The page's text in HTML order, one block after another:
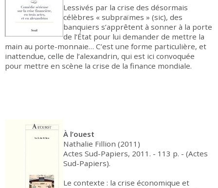
Lessivés par la crise des désormais
célèbres « subpraïmes » (sic), des
banquiers s’apprêtent à sonner à la porte
de l’État pour lui demander de mettre la
main au porte-monnaie… C’est une forme particulière, et
inattendue, celle de l’alexandrin, qui est ici convoquée
pour mettre en scène la crise de la finance mondiale.
À l’ouest
Nathalie Fillion (2011)
Actes Sud-Papiers, 2011. - 113 p. - (Actes
Sud-Papiers).
Le contexte : la crise économique et